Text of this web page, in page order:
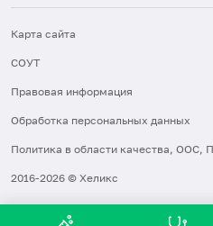
Карта сайта
СОУТ
Правовая информация
Обработка персональных данных
Политика в области качества, ООС,
2016-2026 © Хеликс